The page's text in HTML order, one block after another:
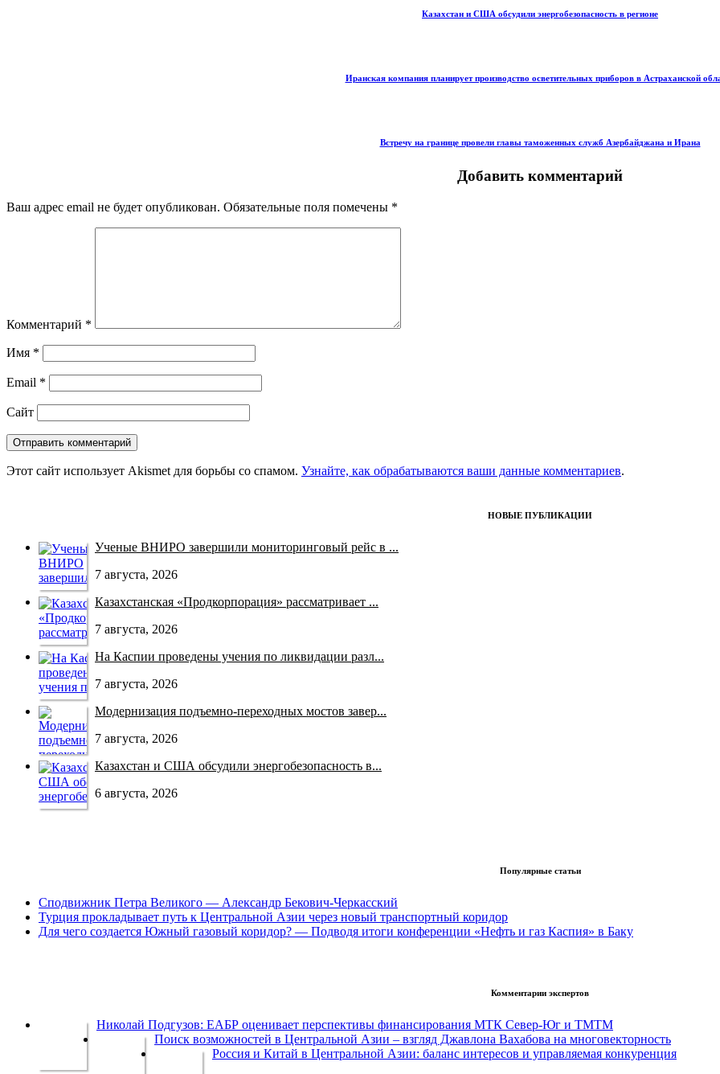
Казахстан и США обсудили энергобезопасность в регионе
Иранская компания планирует производство осветительных приборов в Астраханской
Встречу на границе провели главы таможенных служб Азербайджана и Ирана
Добавить комментарий
Ваш адрес email не будет опубликован. Обязательные поля помечены *
Комментарий *
Имя *
Email *
Сайт
Этот сайт использует Akismet для борьбы со спамом. Узнайте, как обрабатываются ваши данные комментариев.
НОВЫЕ ПУБЛИКАЦИИ
Ученые ВНИРО завершили мониторинговый рейс в ...
7 августа, 2026
Казахстанская «Продкорпорация» рассматривает ...
7 августа, 2026
На Каспии проведены учения по ликвидации разл...
7 августа, 2026
Модернизация подъемно-переходных мостов завер...
7 августа, 2026
Казахстан и США обсудили энергобезопасность в...
6 августа, 2026
Популярные статьи
Сподвижник Петра Великого — Александр Бекович-Черкасский
Турция прокладывает путь к Центральной Азии через новый транспортный коридор
Для чего создается Южный газовый коридор? — Подводя итоги конференции «Нефть и газ Каспия» в Баку
Комментарии экспертов
Николай Подгузов: ЕАБР оценивает перспективы финансирования МТК Север-Юг и ТМТМ
Поиск возможностей в Центральной Азии – взгляд Джавлона Вахабова на многовекторность
Россия и Китай в Центральной Азии: баланс интересов и управляемая конкуренция